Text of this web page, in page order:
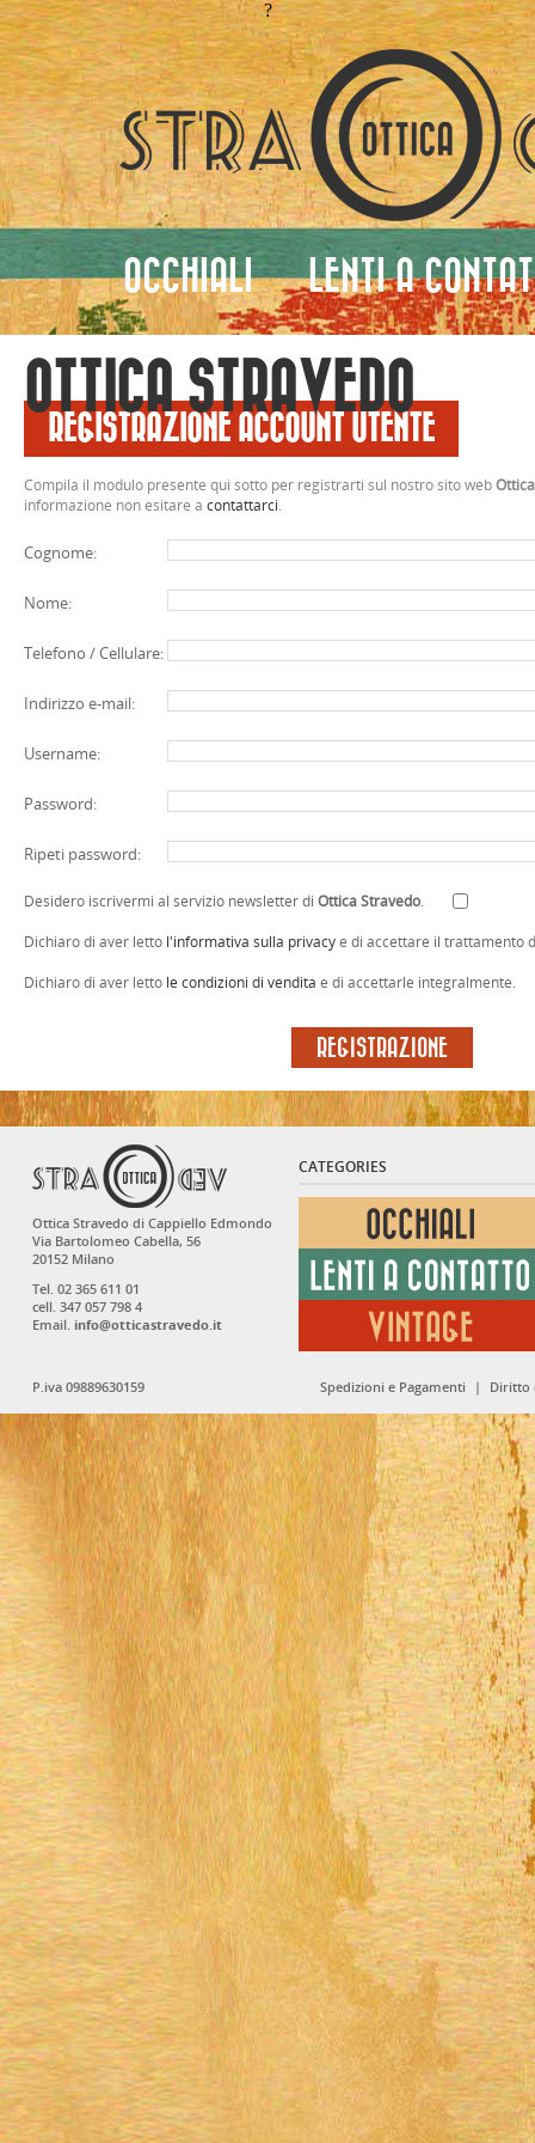
?
OCCHIALI LENTI A
OTTICA STRAVEDO
REGISTRAZIONE ACCOUNT UTENTE
Compila il modulo presente qui sotto per registrarti sul nostro sito web
informazione non esitare a contattarci.
Cognome:
Nome:
Telefono / Cellulare:
Indirizzo e-mail:
Username:
Password:
Ripeti password:
Desidero iscrivermi al servizio newsletter di Ottica Stravedo.
Dichiaro di aver letto l'informativa sulla privacye di accettare il trattamento
Dichiaro di aver letto le condizioni di vendita e di accettarle integralmente.
REGISTRAZIONE
Ottica Stravedo di Cappiello Edmondo
Via Bartolomeo Cabella, 56
20152 Milano
Tel. 02 365 611 01
cell. 347 057 798 4
Email. info@otticastravedo.it
CATEGORIES
P.iva 09889630159 Spedizioni e Pagamenti | Diritto